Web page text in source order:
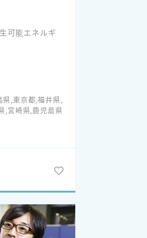
融合させ、
ダイキンは
くり×人づく
を作り上げて
可能エネルギ
ギーを供給
、130名以上の
れ、自分の技
,東京都,福井県,
,宮崎県,鹿児島県